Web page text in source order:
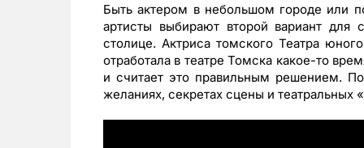
Быть актером в небольшом городе или
артисты выбирают второй вариант для
столице. Актриса томского Театра
отработала в театре Томска какое-то
и считает это правильным решением.
желаниях, секретах сцены и театральных